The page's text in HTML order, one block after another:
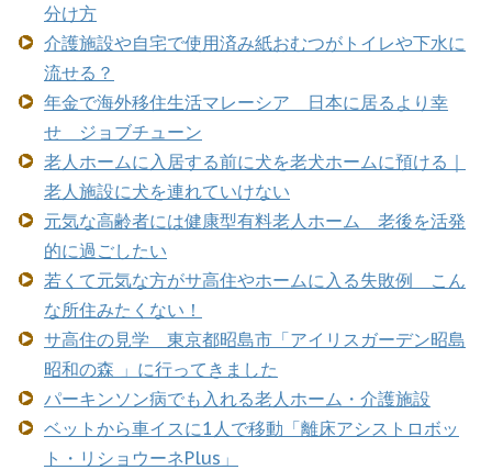
分け方
介護施設や自宅で使用済み紙おむつがトイレや下水に
流せる？
年金で海外移住生活マレーシア 日本に居るより幸
せ ジョブチューン
老人ホームに入居する前に犬を老犬ホームに預ける｜
老人施設に犬を連れていけない
元気な高齢者には健康型有料老人ホーム 老後を活発
的に過ごしたい
若くて元気な方がサ高住やホームに入る失敗例 こん
な所住みたくない！
サ高住の見学 東京都昭島市「アイリスガーデン昭島
昭和の森 」に行ってきました
パーキンソン病でも入れる老人ホーム・介護施設
ベットから車イスに1人で移動「離床アシストロボッ
ト・リショウーネPlus」